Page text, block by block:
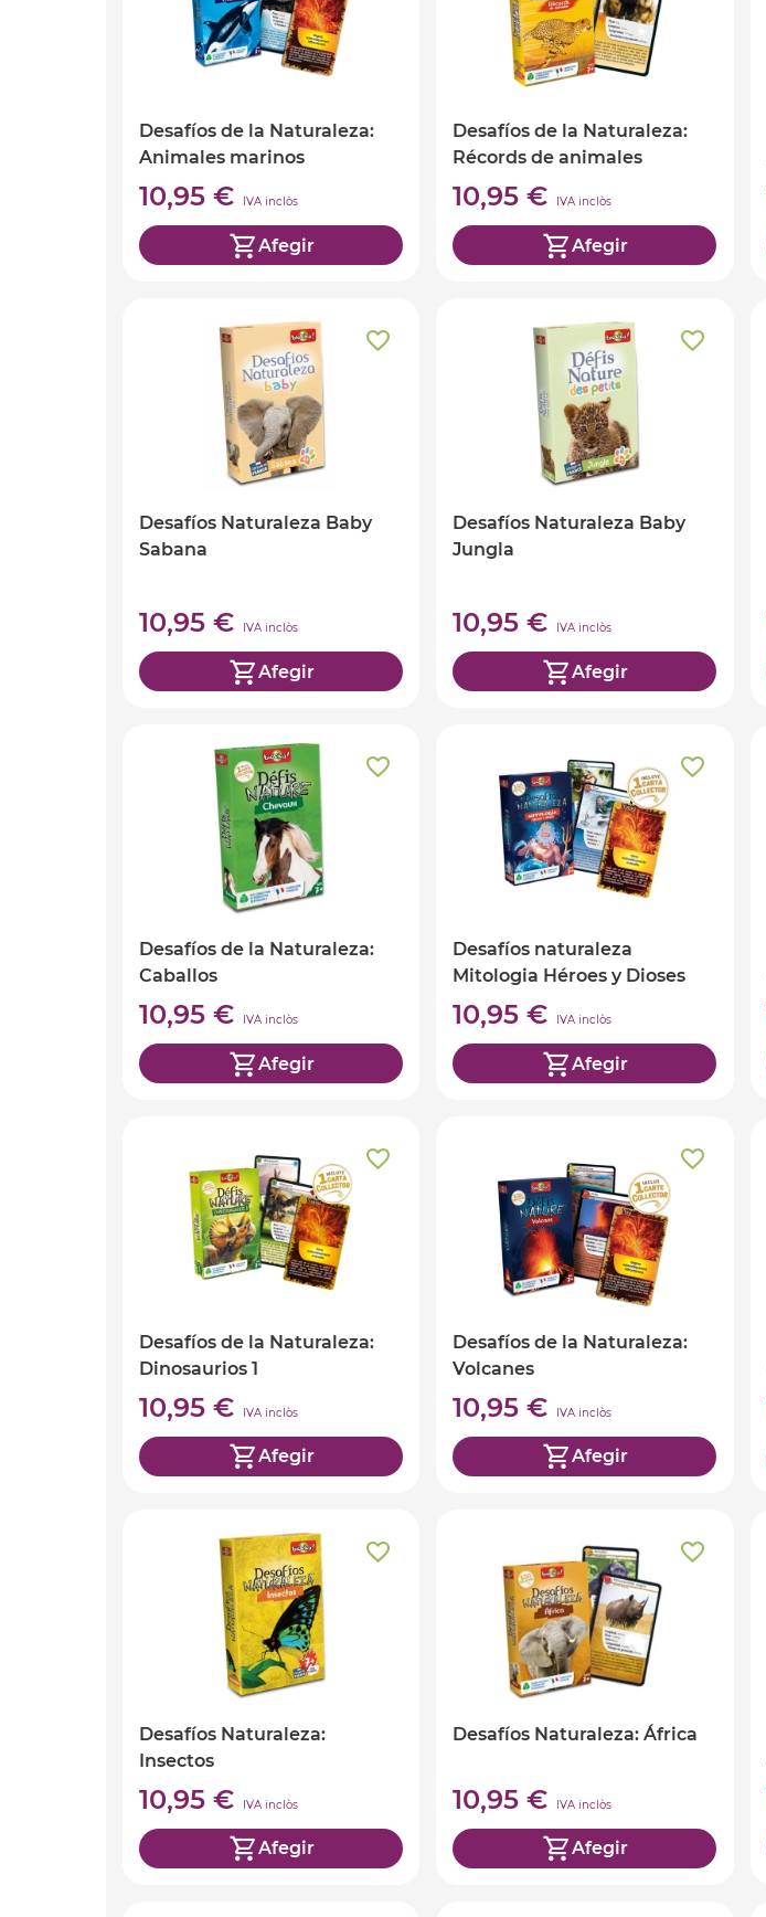
Desafíos de la Naturaleza:
Animales marinos
10,95 € IVA inclòs
Afegir
Desafíos de la Naturaleza:
Récords de animales
10,95 € IVA inclòs
Afegir
Desafíos Naturaleza Baby
Sabana
10,95 € IVA inclòs
Afegir
Desafíos Naturaleza Baby
Jungla
10,95 € IVA inclòs
Afegir
Desafíos de la Naturaleza:
Caballos
10,95 € IVA inclòs
Afegir
Desafíos naturaleza
Mitologia Héroes y Dioses
10,95 € IVA inclòs
Afegir
Desafíos de la Naturaleza:
Dinosaurios 1
10,95 € IVA inclòs
Afegir
Desafíos de la Naturaleza:
Volcanes
10,95 € IVA inclòs
Afegir
Desafíos Naturaleza:
Insectos
10,95 € IVA inclòs
Afegir
Desafíos Naturaleza: África
10,95 € IVA inclòs
Afegir